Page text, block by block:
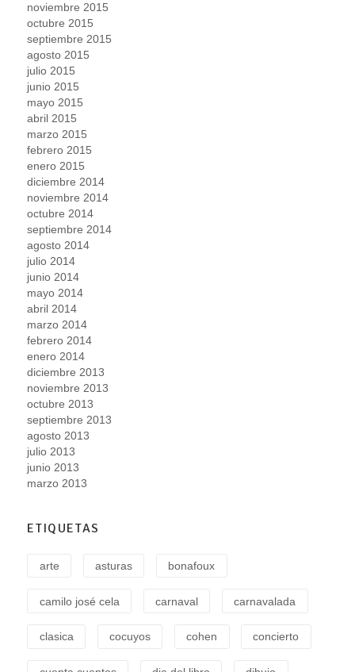
noviembre 2015
octubre 2015
septiembre 2015
agosto 2015
julio 2015
junio 2015
mayo 2015
abril 2015
marzo 2015
febrero 2015
enero 2015
diciembre 2014
noviembre 2014
octubre 2014
septiembre 2014
agosto 2014
julio 2014
junio 2014
mayo 2014
abril 2014
marzo 2014
febrero 2014
enero 2014
diciembre 2013
noviembre 2013
octubre 2013
septiembre 2013
agosto 2013
julio 2013
junio 2013
marzo 2013
ETIQUETAS
arte asturas bonafoux
camilo josé cela carnaval carnavalada
clasica cocuyos cohen concierto